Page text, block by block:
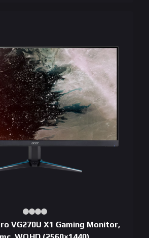
VG270U X1 Gaming Monitor,